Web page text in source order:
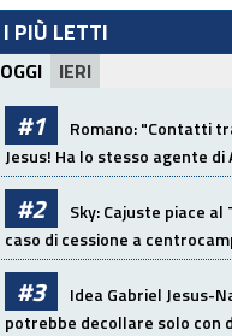
I PIÙ LETTI
OGGI IERI
#1
Romano: "Contatti
Jesus! Ha lo stesso agente di
#2
Sky: Cajuste piace
caso di cessione a
#3
Idea Gabriel Jesus-
potrebbe decollare solo con